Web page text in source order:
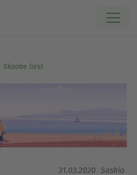
Skoobe liest
31.03.2020 Saskia